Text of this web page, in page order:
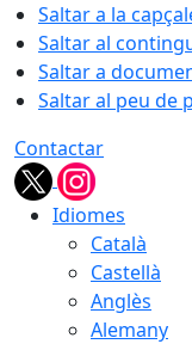
Saltar a la
Saltar al
Saltar a
Saltar al peu de
Contactar
Idiomes
Català
Castellà
Anglès
Alemany